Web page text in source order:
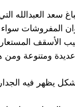
سعد العبدالله
المفروشات
الأسقف
ومتنوعة ومن
يظهر فيه